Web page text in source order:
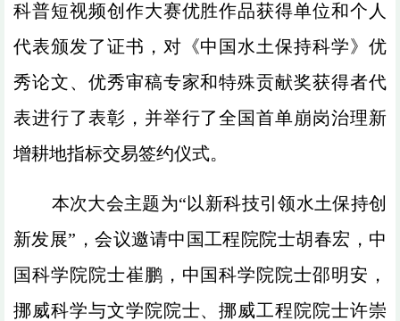
科普短视频创作大赛优胜作品获得单位和个人
代表颁发了证书，对《中国水土保持科学》优
秀论文、优秀审稿专家和特殊贡献奖获得者代
表进行了表彰，并举行了全国首单崩岗治理新
增耕地指标交易签约仪式。
本次大会主题为“以新科技引领水土保持创
新发展”，会议邀请中国工程院院士胡春宏，中
国科学院院士崔鹏，中国科学院院士邵明安，
挪威科学与文学院院士、挪威工程院院士许崇